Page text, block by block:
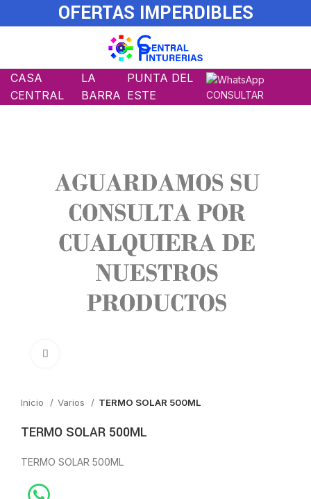
OFERTAS IMPERDIBLES
CASA
CENTRAL
LA
BARRA
PUNTA DEL
ESTE
CONSULTAR
Inicio Varios TERMO SOLAR 500ML
TERMO SOLAR 500ML
TERMO SOLAR 500ML